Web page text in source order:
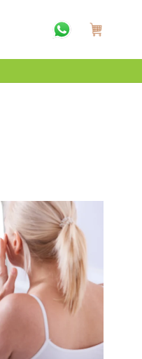
物